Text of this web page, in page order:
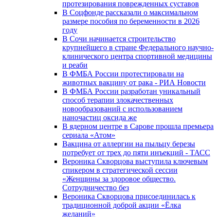
протезирования поврежденных суставов
В Соцфонде рассказали о максимальном
размере пособия по беременности в 2026
году
В Сочи начинается строительство
крупнейшего в стране Федерального научно-
клинического центра спортивной медицины
и реаби
В ФМБА России протестировали на
животных вакцину от рака - РИА Новости
В ФМБА России разработан уникальный
способ терапии злокачественных
новообразований с использованием
наночастиц оксида же
В ядерном центре в Сарове прошла премьера
сериала «Атом»
Вакцина от аллергии на пыльцу березы
потребует от трех до пяти инъекций - ТАСС
Вероника Скворцова выступила ключевым
спикером в стратегической сессии
«Женщины за здоровое общество.
Сотрудничество без
Вероника Скворцова присоединилась к
традиционной доброй акции «Ёлка
желаний»